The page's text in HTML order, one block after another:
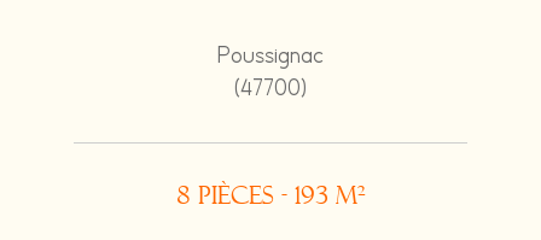
Poussignac
(47700)
8 pièces - 193 m²